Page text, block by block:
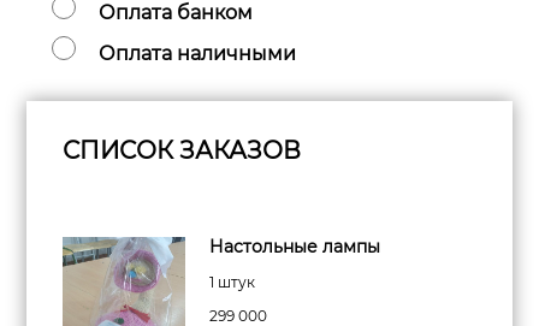
Оплата банком
Оплата наличными
СПИСОК ЗАКАЗОВ
Настольные лампы
1 штук
299 000